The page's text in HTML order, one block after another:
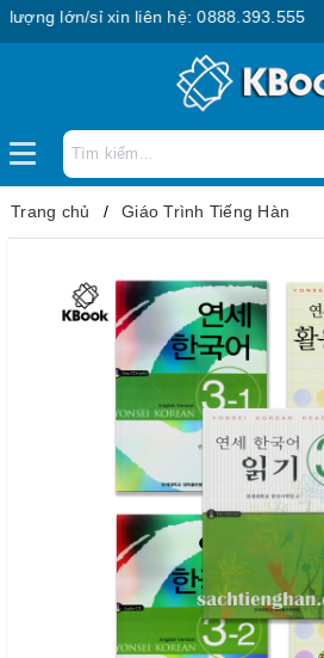
lớn/sỉ xin liên hệ: 0888.393.555
Trang chủ Giáo Trình Tiếng Hàn